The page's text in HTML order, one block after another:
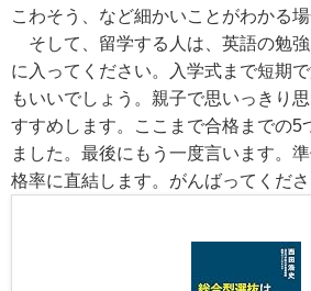
こわそう、など細かいことがわかる場
そして、留学する人は、英語の勉
に入ってください。入学式まで短期
もいいでしょう。親子で思いっきり
すすめします。ここまで合格までの5
ました。最後にもう一度言います。
格率に直結します。がんばってくださ